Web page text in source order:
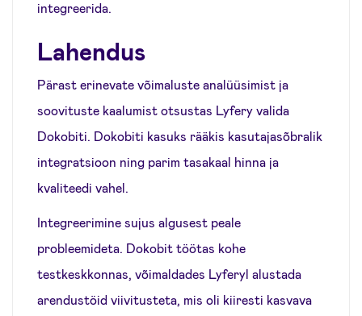
integreerida.
Lahendus
Pärast erinevate võimaluste analüüsimist ja
soovituste kaalumist otsustas Lyfery valida
Dokobiti. Dokobiti kasuks rääkis kasutajasõbralik
integratsioon ning parim tasakaal hinna ja
kvaliteedi vahel.
Integreerimine sujus algusest peale
probleemideta. Dokobit töötas kohe
testkeskkonnas, võimaldades Lyferyl alustada
arendustöid viivitusteta, mis oli kiiresti kasvava